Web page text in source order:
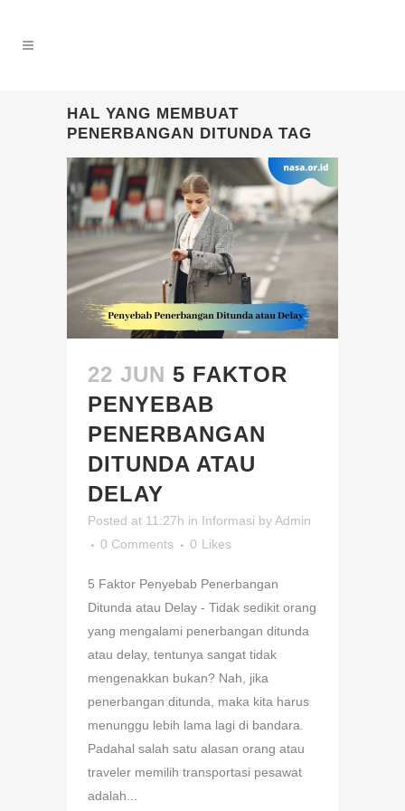
HAL YANG MEMBUAT
PENERBANGAN DITUNDA TAG
22 JUN 5 FAKTOR
PENYEBAB
PENERBANGAN
DITUNDA ATAU
DELAY
Posted at 11:27h in Informasi byAdmin
0 Comments
0 Likes
5 Faktor Penyebab Penerbangan
Ditunda atau Delay - Tidak sedikit orang
yang mengalami penerbangan ditunda
atau delay, tentunya sangat tidak
mengenakkan bukan? Nah, jika
penerbangan ditunda, maka kita harus
menunggu lebih lama lagi di bandara.
Padahal salah satu alasan orang atau
traveler memilih transportasi pesawat
adalah...